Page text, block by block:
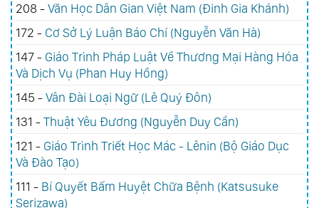
208 -Văn Học Dân Gian Việt Nam (Đinh Gia Khánh)
172 - Cơ Sở Lý Luận Báo Chí (Nguyễn Văn Hà)
147 - Giáo Trình Pháp Luật Về Thương Mại Hàng Hóa
Và Dịch Vụ (Phan Huy Hồng)
145 -Vân Đài Loại Ngữ (Lê Quý Đôn)
131 -Thuật Yêu Đương (Nguyễn Duy Cần)
121 - Giáo Trình Triết Học Mác - Lênin (Bộ Giáo Dục
Và Đào Tạo)
111 - Bí Quyết Bấm Huyệt Chữa Bệnh (Katsusuke
Serizawa)